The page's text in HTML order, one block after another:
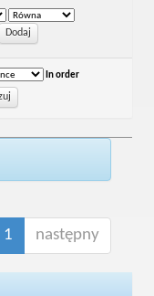
In order
1 następny